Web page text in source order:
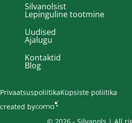
Silvanolsist
Lepinguline tootmine
Uudised
Ajalugu
Kontaktid
Blog
PrivaatsuspoliitikaKüpsiste poliitika
created by